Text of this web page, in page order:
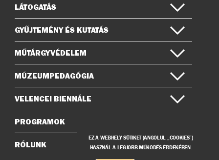
LÁTOGATÁS
GYŰJTEMÉNY ÉS KUTATÁS
MŰTÁRGYVÉDELEM
MÚZEUMPEDAGÓGIA
VELENCEI BIENNÁLE
PROGRAMOK
RÓLUNK
EZ A WEBHELY SÜTIKET (ANGOLUL „COOKIES”)
HASZNÁL A LEGJOBB MŰKÖDÉS ÉRDEKÉBEN.